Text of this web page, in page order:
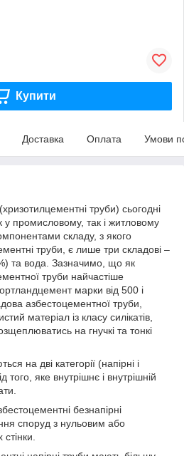
Купити
Доставка Оплата Умови
(хризотилцементні труби) сьогодні
у промисловому, так і житловому
складу, з якого
труби, є лише три складові –
та вода. Зазначимо, що як
труби найчастіше
марки від 500 і
азбестоцементної труби,
матеріал із класу силікатів,
на гнучкі та тонкі
на дві категорії (напірні і
того, яке внутрішнє і внутрішній
безнапірні
споруд з нульовим або